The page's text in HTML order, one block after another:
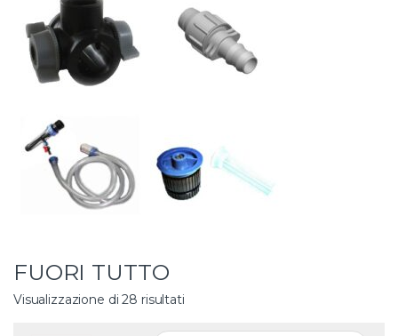
FUORI TUTTO
Visualizzazione di 28 risultatiValutazione media